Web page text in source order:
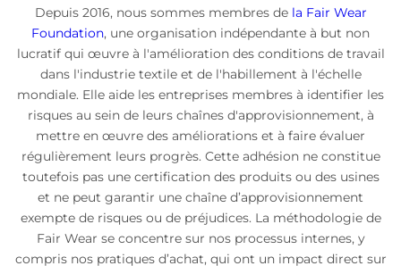
Depuis 2016, nous sommes membres de la Fair Wear
Foundation, une organisation indépendante à but non
lucratif qui œuvre à l'amélioration des conditions de travail
dans l'industrie textile et de l'habillement à l'échelle
mondiale. Elle aide les entreprises membres à identifier les
risques au sein de leurs chaînes d'approvisionnement, à
mettre en œuvre des améliorations et à faire évaluer
régulièrement leurs progrès. Cette adhésion ne constitue
toutefois pas une certification des produits ou des usines
et ne peut garantir une chaîne d’approvisionnement
exempte de risques ou de préjudices. La méthodologie de
Fair Wear se concentre sur nos processus internes, y
compris nos pratiques d’achat, qui ont un impact direct sur